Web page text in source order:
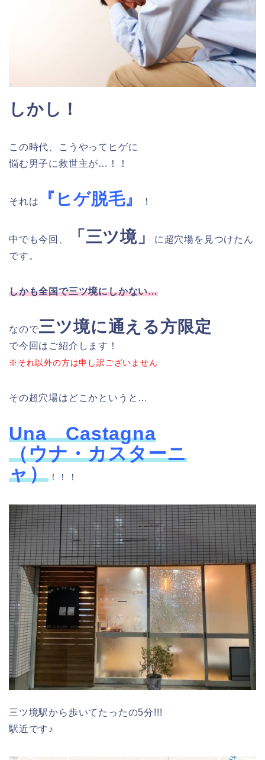
しかし！
この時代、こうやってヒゲに
悩む男子に救世主が…！！
それは 『ヒゲ脱毛』 ！
中でも今回、 「三ツ境」
に超穴場を見つけたん
です。
しかも全国で三ツ境にしかない…
なので三ツ境に通える方限定
で今回はご紹介します！
※それ以外の方は申し訳ございません
その超穴場はどこかというと…
Una Castagna
（ウナ・カスターニ
ャ）！！！
三ツ境駅から歩いてたったの5分!!!
駅近です♪